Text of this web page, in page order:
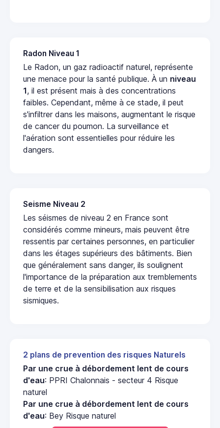
Radon Niveau 1
Le Radon, un gaz radioactif naturel, représente
une menace pour la santé publique. À un niveau
1, il est présent mais à des concentrations
faibles. Cependant, même à ce stade, il peut
s'infiltrer dans les maisons, augmentant le risque
de cancer du poumon. La surveillance et
l'aération sont essentielles pour réduire les
dangers.
Seisme Niveau 2
Les séismes de niveau 2 en France sont
considérés comme mineurs, mais peuvent être
ressentis par certaines personnes, en particulier
dans les étages supérieurs des bâtiments. Bien
que généralement sans danger, ils soulignent
l'importance de la préparation aux tremblements
de terre et de la sensibilisation aux risques
sismiques.
2 plans de prevention des risques Naturels
Par une crue à débordement lent de cours
d'eau: PPRI Chalonnais - secteur 4 Risque
naturel
Par une crue à débordement lent de cours
d'eau: Bey Risque naturel